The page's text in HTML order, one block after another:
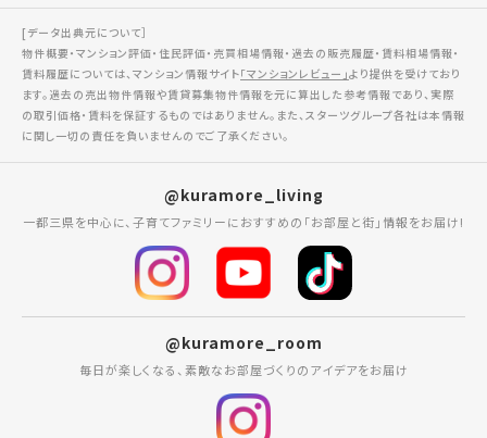
[データ出典元について］
物件概要・マンション評価・住民評価・売買相場情報・過去の販売履歴・賃料相場情報・
賃料履歴については、マンション情報サイト「マンションレビュー」より提供を受けており
ます。過去の売出物件情報や賃貸募集物件情報を元に算出した参考情報であり、実際
の取引価格・賃料を保証するものではありません。また、スターツグループ各社は本情報
に関し一切の責任を負いませんのでご了承ください。
@kuramore_living
一都三県を中心に、子育てファミリーにおすすめの「お部屋と街」情報をお届け!
@kuramore_room
毎日が楽しくなる、素敵なお部屋づくりのアイデアをお届け